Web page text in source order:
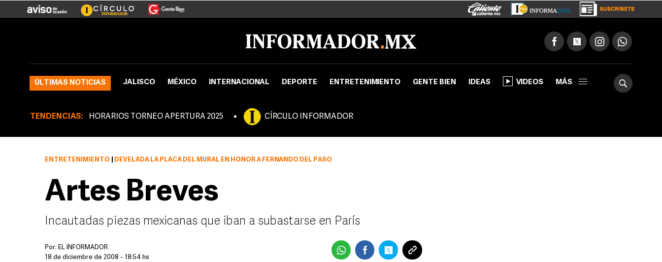
ÚLTIMAS NOTICIAS JALISCO MÉXICO INTERNACIONAL DEPORTE ENTRETENIMIENTO GENTE BIEN IDEAS VIDEOS MÁS
TENDENCIAS: HORARIOS TORNEO APERTURA 2025 CÍRCULO INFORMADOR
ENTRETENIMIENTO DEVELADA LA PLACA DEL MURAL EN HONOR A FERNANDO DEL PASO
Artes Breves
Incautadas piezas mexicanas que iban a subastarse en París
Por: EL INFORMADOR
18 de diciembre de 2008 - 18:54 hs